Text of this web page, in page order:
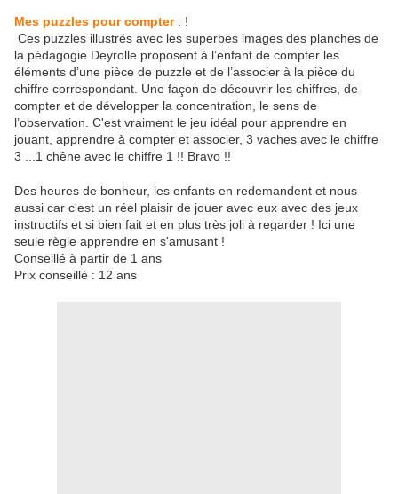
Mes puzzles pour compter: !
Ces puzzles illustrés avec les superbes images des planches de
la pédagogie Deyrolle proposent à l’enfant de compter les
éléments d’une pièce de puzzle et de l’associer à la pièce du
chiffre correspondant. Une façon de découvrir les chiffres, de
compter et de développer la concentration, le sens de
l’observation. C'est vraiment le jeu idéal pour apprendre en
jouant, apprendre à compter et associer, 3 vaches avec le chiffre
3 ...1 chêne avec le chiffre 1 !! Bravo !!
Des heures de bonheur, les enfants en redemandent et nous
aussi car c'est un réel plaisir de jouer avec eux avec des jeux
instructifs et si bien fait et en plus très joli à regarder ! Ici une
seule règle apprendre en s'amusant !
Conseillé à partir de 1 ans
Prix conseillé : 12 ans